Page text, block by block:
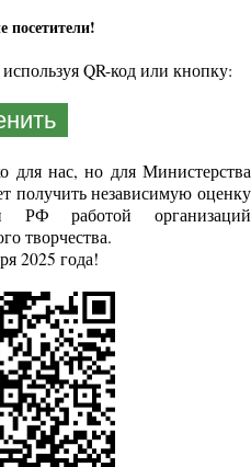
посетители!
QR-код или кнопку:
для нас, но для Министерства
получить независимую оценку
РФ работой организаций
творчества.
2025 года!